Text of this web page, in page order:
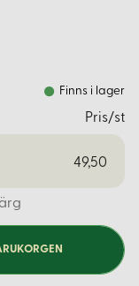
Finns i lager
Pris/st
49,50